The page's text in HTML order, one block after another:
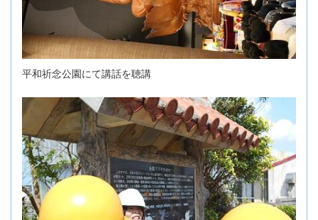
平和祈念公園にて講話を聴講